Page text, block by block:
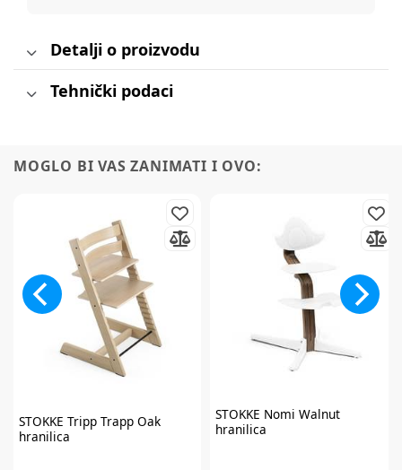
Detalji o proizvodu
Tehnički podaci
MOGLO BI VAS ZANIMATI I OVO:
STOKKE Tripp Trapp Oak
hranilica
STOKKE Nomi Walnut
hranilica